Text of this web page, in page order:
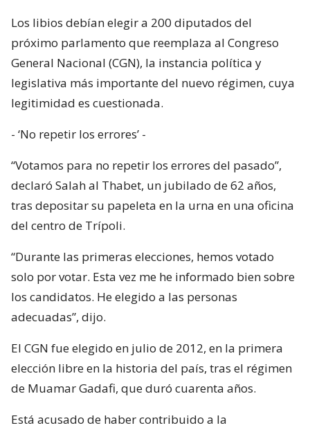
Los libios debían elegir a 200 diputados del
próximo parlamento que reemplaza al Congreso
General Nacional (CGN), la instancia política y
legislativa más importante del nuevo régimen, cuya
legitimidad es cuestionada.
- ‘No repetir los errores’ -
“Votamos para no repetir los errores del pasado”,
declaró Salah al Thabet, un jubilado de 62 años,
tras depositar su papeleta en la urna en una oficina
del centro de Trípoli.
“Durante las primeras elecciones, hemos votado
solo por votar. Esta vez me he informado bien sobre
los candidatos. He elegido a las personas
adecuadas”, dijo.
El CGN fue elegido en julio de 2012, en la primera
elección libre en la historia del país, tras el régimen
de Muamar Gadafi, que duró cuarenta años.
Está acusado de haber contribuido a la